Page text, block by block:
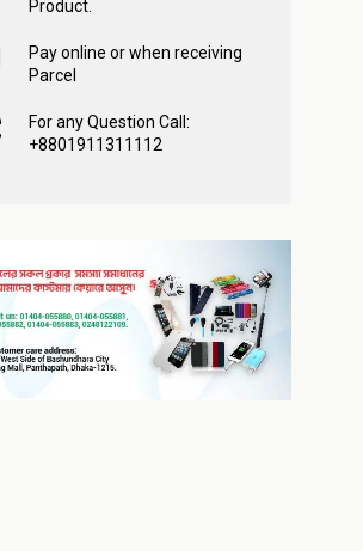
Product.
Pay online or when receiving
Parcel
For any Question Call:
+8801911311112